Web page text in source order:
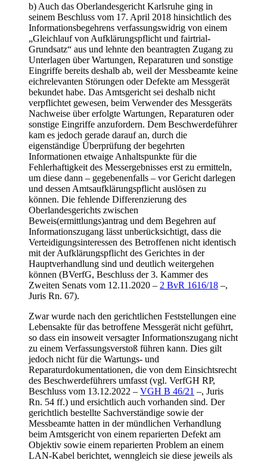
b) Auch das Oberlandesgericht Karlsruhe ging in
seinem Beschluss vom 17. April 2018 hinsichtlich des
Informationsbegehrens verfassungswidrig von einem
„Gleichlauf von Aufklärungspflicht und fairtrial-
Grundsatz“ aus und lehnte den beantragten Zugang zu
Unterlagen über Wartungen, Reparaturen und sonstige
Eingriffe bereits deshalb ab, weil der Messbeamte keine
eichrelevanten Störungen oder Defekte am Messgerät
bekundet habe. Das Amtsgericht sei deshalb nicht
verpflichtet gewesen, beim Verwender des Messgeräts
Nachweise über erfolgte Wartungen, Reparaturen oder
sonstige Eingriffe anzufordern. Dem Beschwerdeführer
kam es jedoch gerade darauf an, durch die
eigenständige Überprüfung der begehrten
Informationen etwaige Anhaltspunkte für die
Fehlerhaftigkeit des Messergebnisses erst zu ermitteln,
um diese dann – gegebenenfalls – vor Gericht darlegen
und dessen Amtsaufklärungspflicht auslösen zu
können. Die fehlende Differenzierung des
Oberlandesgerichts zwischen
Beweis(ermittlungs)antrag und dem Begehren auf
Informationszugang lässt unberücksichtigt, dass die
Verteidigungsinteressen des Betroffenen nicht identisch
mit der Aufklärungspflicht des Gerichtes in der
Hauptverhandlung sind und deutlich weitergehen
können (BVerfG, Beschluss der 3. Kammer des
Zweiten Senats vom 12.11.2020 – 2 BvR 1616/18 –,
Juris Rn. 67).
Zwar wurde nach den gerichtlichen Feststellungen eine
Lebensakte für das betroffene Messgerät nicht geführt,
so dass ein insoweit versagter Informationszugang nicht
zu einem Verfassungsverstoß führen kann. Dies gilt
jedoch nicht für die Wartungs- und
Reparaturdokumentationen, die von dem Einsichtsrecht
des Beschwerdeführers umfasst (vgl. VerfGH RP,
Beschluss vom 13.12.2022 – VGH B 46/21 –, Juris
Rn. 54 ff.) und ersichtlich auch vorhanden sind. Der
gerichtlich bestellte Sachverständige sowie der
Messbeamte hatten in der mündlichen Verhandlung
beim Amtsgericht von einem reparierten Defekt am
Objektiv sowie einem reparierten Problem an einem
LAN-Kabel berichtet, wenngleich sie diese jeweils als